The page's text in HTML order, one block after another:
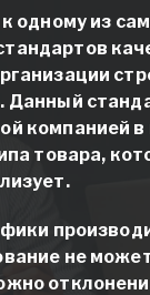
одному из
Данный
компанией в
товара,
не